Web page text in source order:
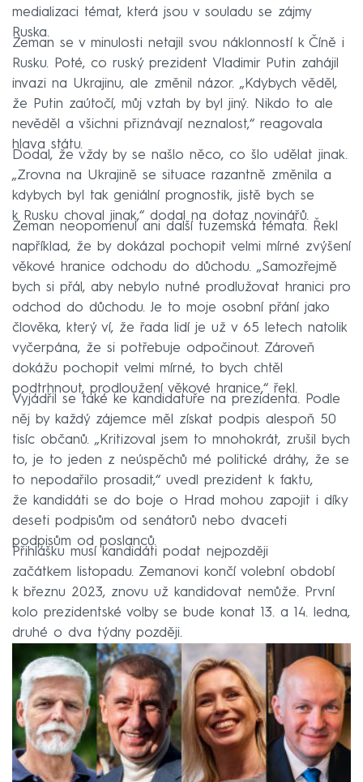
medializaci témat, která jsou v souladu se zájmy
Ruska.
Zeman se v minulosti netajil svou náklonností k Číně i
Rusku. Poté, co ruský prezident Vladimir Putin zahájil
invazi na Ukrajinu, ale změnil názor. „Kdybych věděl,
že Putin zaútočí, můj vztah by byl jiný. Nikdo to ale
nevěděl a všichni přiznávají neznalost,“ reagovala
hlava státu.
Dodal, že vždy by se našlo něco, co šlo udělat jinak.
„Zrovna na Ukrajině se situace razantně změnila a
kdybych byl tak geniální prognostik, jistě bych se
k Rusku choval jinak,“ dodal na dotaz novinářů.
Zeman neopomenul ani další tuzemská témata. Řekl
například, že by dokázal pochopit velmi mírné zvýšení
věkové hranice odchodu do důchodu. „Samozřejmě
bych si přál, aby nebylo nutné prodlužovat hranici pro
odchod do důchodu. Je to moje osobní přání jako
člověka, který ví, že řada lidí je už v 65 letech natolik
vyčerpána, že si potřebuje odpočinout. Zároveň
dokážu pochopit velmi mírné, to bych chtěl
podtrhnout, prodloužení věkové hranice,“ řekl.
Vyjádřil se také ke kandidatuře na prezidenta. Podle
něj by každý zájemce měl získat podpis alespoň 50
tisíc občanů. „Kritizoval jsem to mnohokrát, zrušil bych
to, je to jeden z neúspěchů mé politické dráhy, že se
to nepodařilo prosadit,“ uvedl prezident k faktu,
že kandidáti se do boje o Hrad mohou zapojit i díky
deseti podpisům od senátorů nebo dvaceti
podpisům od poslanců.
Přihlášku musí kandidáti podat nejpozději
začátkem listopadu. Zemanovi končí volební období
k březnu 2023, znovu už kandidovat nemůže. První
kolo prezidentské volby se bude konat 13. a 14. ledna,
druhé o dva týdny později.